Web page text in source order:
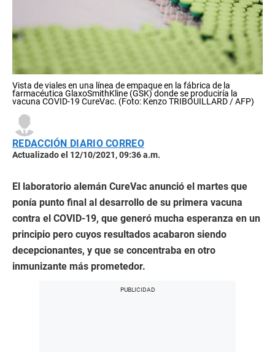
Vista de viales en una línea de empaque en la fábrica de la
farmacéutica GlaxoSmithKline (GSK) donde se produciría la
vacuna COVID-19 CureVac. (Foto: Kenzo TRIBOUILLARD / AFP)
REDACCIÓN DIARIO CORREO
Actualizado el 12/10/2021, 09:36 a.m.
El laboratorio alemán CureVac anunció el martes que
ponía punto final al desarrollo de su primera vacuna
contra el COVID-19, que generó mucha esperanza en un
principio pero cuyos resultados acabaron siendo
decepcionantes, y que se concentraba en otro
inmunizante más prometedor.